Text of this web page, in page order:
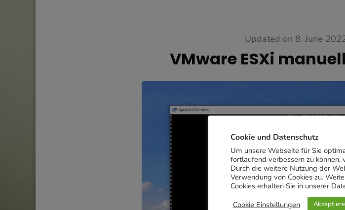
Updated on 8. June
VMware ESXi
Cookie und Datenschutz
Um unsere Webseite für Sie
fortlaufend verbessern zu können,
Durch die weitere Nutzung der
Verwendung von Cookies zu.
Cookies erhalten Sie in unserer
Cookie Einstellungen